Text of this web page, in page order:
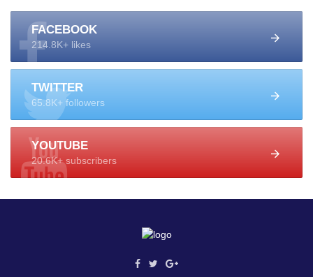
FACEBOOK
214.8K+ likes
TWITTER
65.8K+ followers
YOUTUBE
20.6K+ subscribers